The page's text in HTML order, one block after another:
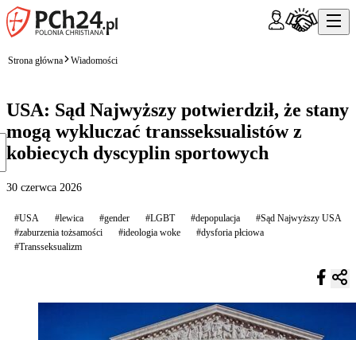
Strona główna Wiadomości
USA: Sąd Najwyższy potwierdził, że stany
mogą wykluczać transseksualistów z
kobiecych dyscyplin sportowych
30 czerwca 2026
#USA #lewica #gender #LGBT #depopulacja
#Sąd Najwyższy USA
#zaburzenia tożsamości
#ideologia woke
#dysforia płciowa
#Transseksualizm